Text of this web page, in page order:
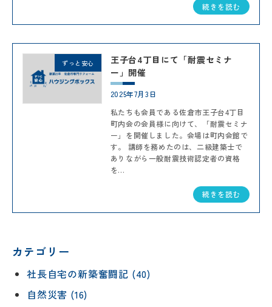
続きを読む
ずっと安心
王子台4丁目にて「耐震セミナ
ー」開催
2025年7月3日
私たちも会員である佐倉市王子台4丁目
町内会の会員様に向けて、「耐震セミナ
ー」を開催しました。会場は町内会館で
す。 講師を務めたのは、二級建築士で
ありながら一般耐震技術認定者の資格
を...
続きを読む
カテゴリー
社長自宅の新築奮闘記 (40)
自然災害 (16)